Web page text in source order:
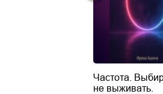
Частота.
не выживать.